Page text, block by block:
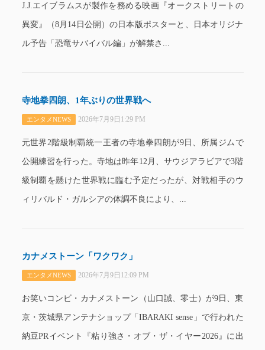
J.J.エイブラムスが製作を務める映画『オークストリートの
異変』（8月14日公開）の日本版ポスターと、日本オリジナ
ル予告「恐竜サバイバル編」が解禁さ...
寺地拳四朗、1年ぶりの世界戦へ
エンタメNEWS 2026年7月9日1:29 PM
元世界2階級制覇統一王者の寺地拳四朗が9日、所属ジムで
公開練習を行った。寺地は昨年12月、サウジアラビアで3階
級制覇を懸けた世界戦に臨む予定だったが、対戦相手のウ
ィリバルド・ガルシアの体調不良により、...
カナメストーン「ワクワク」
エンタメNEWS 2026年7月9日12:09 PM
お笑いコンビ・カナメストーン（山口誠、零士）が9日、東
京・茨城県アンテナショップ「IBARAKI sense」で行われた
納豆PRイベント『粘り強さ・オブ・ザ・イヤー2026』に出